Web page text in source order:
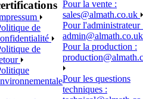
de
de
Pour la vente :
sales@almath.co.uk
Pour l'administrateur
admin@almath.co.uk
Pour la production :
Pour les questions
techniques :